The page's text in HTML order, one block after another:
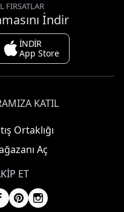
FIRSATLAR
İndir
İNDİR
App Store
KATIL
Ortaklığı
Aç
ET